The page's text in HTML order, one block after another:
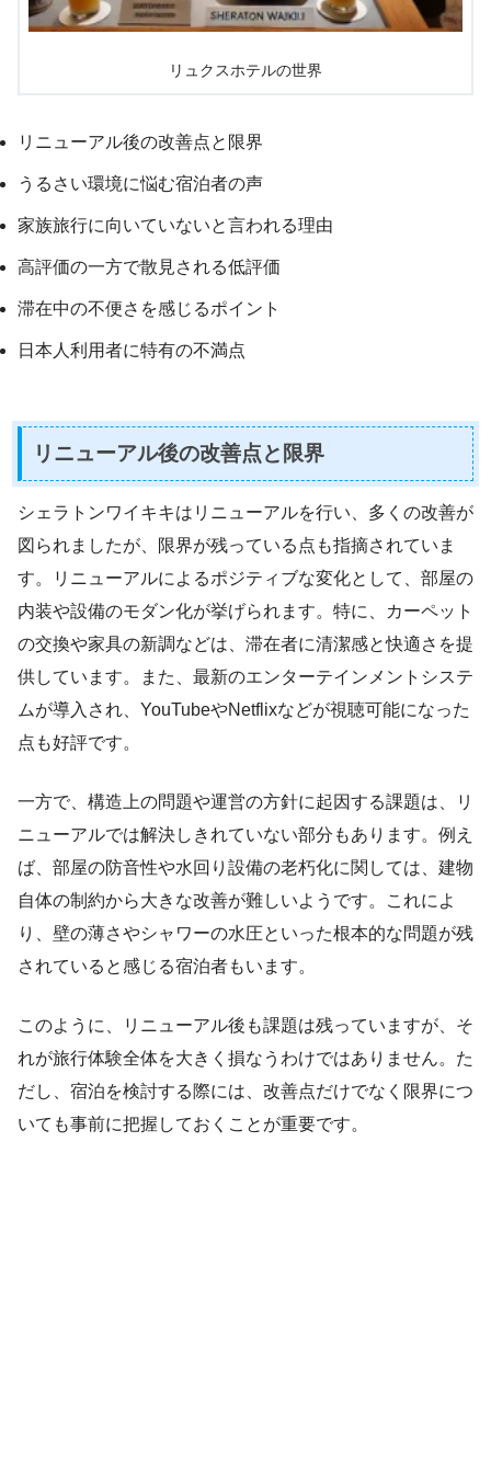
リュクスホテルの世界
リニューアル後の改善点と限界
うるさい環境に悩む宿泊者の声
家族旅行に向いていないと言われる理由
高評価の一方で散見される低評価
滞在中の不便さを感じるポイント
日本人利用者に特有の不満点
リニューアル後の改善点と限界
シェラトンワイキキはリニューアルを行い、多くの改善が
図られましたが、限界が残っている点も指摘されていま
す。リニューアルによるポジティブな変化として、部屋の
内装や設備のモダン化が挙げられます。特に、カーペット
の交換や家具の新調などは、滞在者に清潔感と快適さを提
供しています。また、最新のエンターテインメントシステ
ムが導入され、YouTubeやNetflixなどが視聴可能になった
点も好評です。
一方で、構造上の問題や運営の方針に起因する課題は、リ
ニューアルでは解決しきれていない部分もあります。例え
ば、部屋の防音性や水回り設備の老朽化に関しては、建物
自体の制約から大きな改善が難しいようです。これによ
り、壁の薄さやシャワーの水圧といった根本的な問題が残
されていると感じる宿泊者もいます。
このように、リニューアル後も課題は残っていますが、そ
れが旅行体験全体を大きく損なうわけではありません。た
だし、宿泊を検討する際には、改善点だけでなく限界につ
いても事前に把握しておくことが重要です。